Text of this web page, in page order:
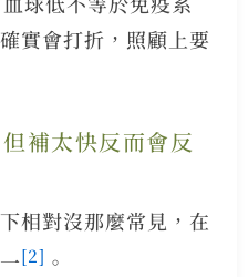
實會打折，照顧上要
補太快反而會反
相對沒那麼常見，在
[2] 。